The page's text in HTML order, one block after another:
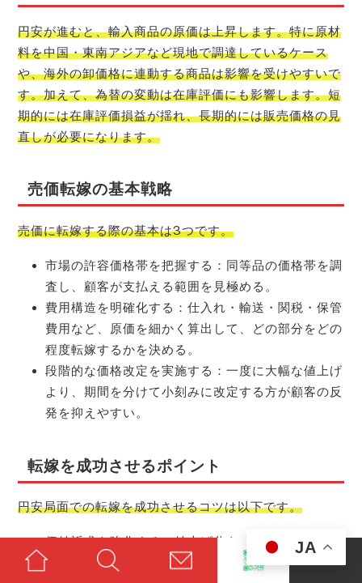
円安が進むと、輸入商品の原価は上昇します。特に原材
料を中国・東南アジアなど現地で調達しているケース
や、海外の卸価格に連動する商品は影響を受けやすいで
す。加えて、為替の変動は在庫評価にも影響します。短
期的には在庫評価損益が揺れ、長期的には販売価格の見
直しが必要になります。
売価転嫁の基本戦略
売価に転嫁する際の基本は3つです。
市場の許容価格帯を把握する：同等品の価格帯を調
査し、顧客が支払える範囲を見極める。
費用構造を明確化する：仕入れ・輸送・関税・保管
費用など、原価を細かく算出して、どの部分をどの
程度転嫁するかを決める。
段階的な価格改定を実施する：一度に大幅な値上げ
より、期間を分けて小刻みに改定する方が顧客の反
発を抑えやすい。
転嫁を成功させるポイント
円安局面での転嫁を成功させるコツは以下です。
価値訴求を強化する：値上げ分を「品質向上」「安
定的な在庫供給」「迅速な発送」などの価値と結び
JA